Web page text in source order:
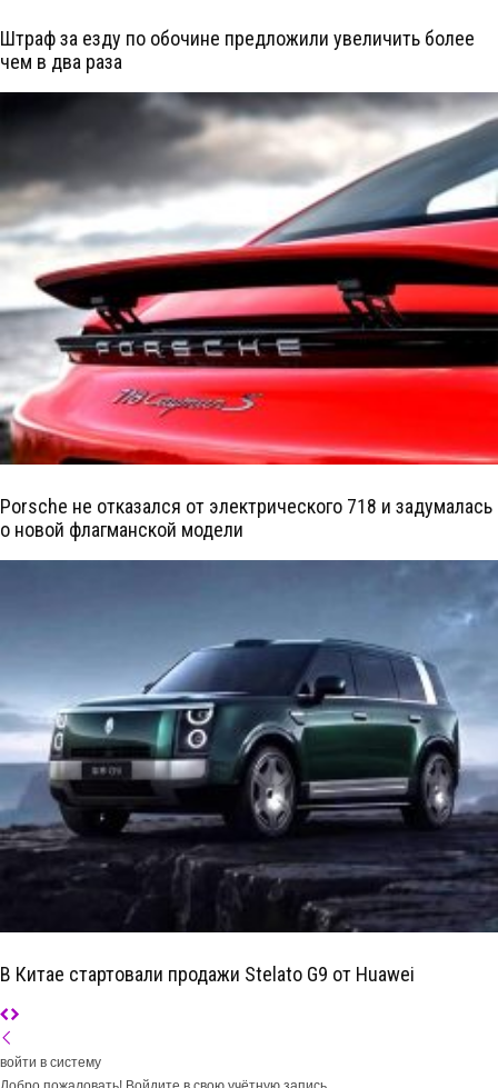
Штраф за езду по обочине предложили увеличить более
чем в два раза
Porsche не отказался от электрического 718 и задумалась
о новой флагманской модели
В Китае стартовали продажи Stelato G9 от Huawei
войти в систему